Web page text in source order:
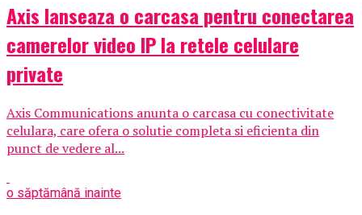
Axis lanseaza o carcasa pentru conectarea
camerelor video IP la retele celulare
private
Axis Communications anunta o carcasa cu conectivitate
celulara, care ofera o solutie completa si eficienta din
punct de vedere al...
o săptămână inainte